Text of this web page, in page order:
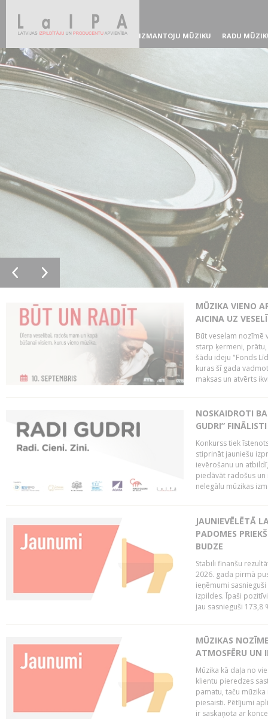
IZMANTOJU MŪZIKU RADU
MŪZIKA VIENO
AICINA UZ
Būt veselam nozīmē
starp ķermeni,
šādu ideju "Fonds
kuras šī gada
maksas un atvērts
NOSKAIDROTI
GUDRI” FINĀLISTI
Konkurss tiek
stiprināt jauniešu
ievērošanu un
piedāvāt radošus
nelegālu mūzikas
JAUNIEVĒLĒTĀ
PADOMES
BUDZE
Stabili finanšu
2026. gada pirmā
ieņēmumi
izpildes. Īpaši
jau sasnieguši 173,8
MŪZIKAS
ATMOSFĒRU UN
Mūzika kā daļa no
klientu pieredzes
pamatu, taču
piesaisti. Pētījumi
ir saskaņota ar